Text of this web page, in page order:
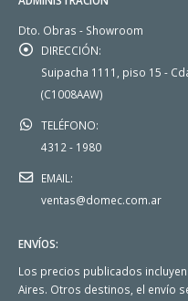
Dto. Obras - Showroom
DIRECCIÓN:
Suipacha 1111, piso 15 -
(C1008AAW)
TELÉFONO:
4312 - 1980
EMAIL:
ventas@domec.com.ar
ENVÍOS:
Los precios publicados incluyen
Aires. Otros destinos, el envío